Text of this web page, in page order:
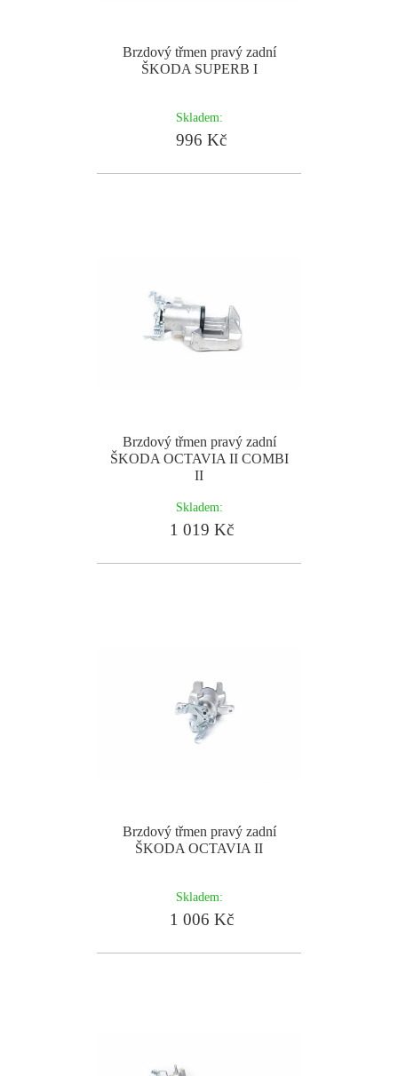
Brzdový třmen pravý zadní
ŠKODA SUPERB I
Skladem:
996 Kč
Brzdový třmen pravý zadní
ŠKODA OCTAVIA II COMBI
II
Skladem:
1 019 Kč
Brzdový třmen pravý zadní
ŠKODA OCTAVIA II
Skladem:
1 006 Kč